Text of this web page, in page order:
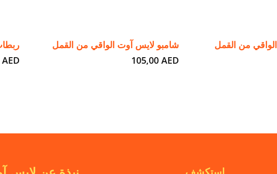
من القمل شامبو لايس آوت الواقي من القمل
105,00AED
AED